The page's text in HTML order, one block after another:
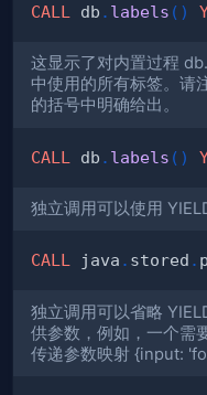
CALL db . labels ( )
这显示了对内置过程
中使用的所有标签。请
的括号中明确给出。
CALL db . labels ( )
独立调用可以使用
CALL java . stored .
独立调用可以省略
供参数，例如，一个需
传递参数映射 {input: